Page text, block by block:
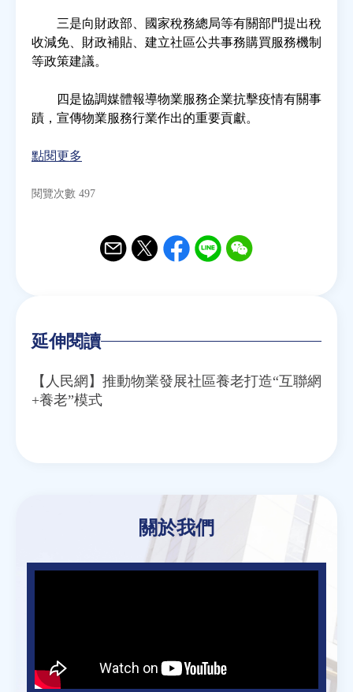
三是向財政部、國家稅務總局等有關部門提出稅
收減免、財政補貼、建立社區公共事務購買服務機制
等政策建議。
四是協調媒體報導物業服務企業抗擊疫情有關事
蹟，宣傳物業服務行業作出的重要貢獻。
點閱更多
閱覽次數 497
延伸閱讀
【人民網】推動物業發展社區養老打造“互聯網
+養老”模式
關於我們